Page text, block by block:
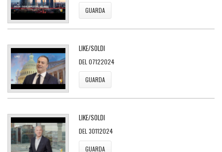
GUARDA
LIKE/SOLDI
DEL 07122024
GUARDA
LIKE/SOLDI
DEL 30112024
GUARDA